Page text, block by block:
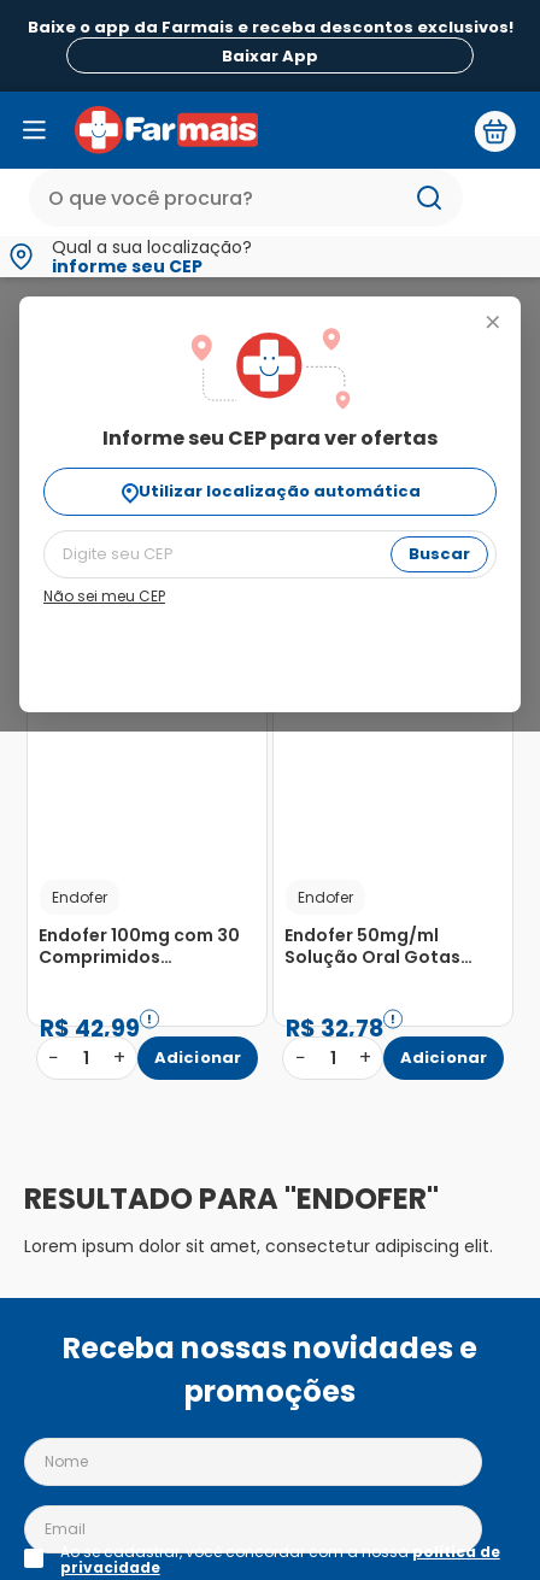
Baixe o app da Farmais e receba descontos exclusivos!
Baixar App
Qual a sua localização?
informe seu CEP
+
Informe seu CEP para ver ofertas
Utilizar localização automática
Buscar
Não sei meu CEP
Ordenar Por
relevância
Endofer
Endofer 100mg com 30
Comprimidos
R$42,99
− 1 + Adicionar
Endofer
Endofer 50mg/ml
Solução Oral Gotas
R$32,78
− 1 + Adicionar
ENDOFER
Lorem ipsum dolor sit amet, consectetur adipiscing elit.
Receba nossas novidades e
promoções
Ao se cadastrar, você concordar com a nossapolítica de
privacidade